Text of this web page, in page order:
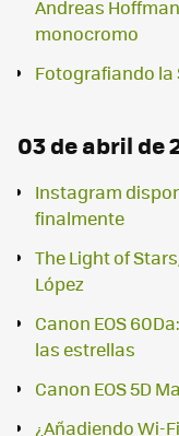
Andreas
monocromo
Fotografiando la
03 de abril de
Instagram
finalmente
The Light of
López
Canon EOS
las estrellas
Canon EOS 5D
¿Añadiendo Wi-